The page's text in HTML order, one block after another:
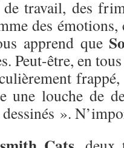
travail, des
des
apprend que
Peut-être, en
une louche de
».